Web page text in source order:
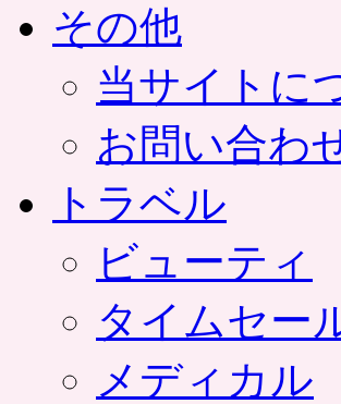
その他
当サイトに
お問い合わ
トラベル
ビューティ
タイムセー
メディカル